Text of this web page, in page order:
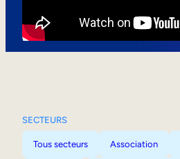
SECTEURS
Tous secteurs Association